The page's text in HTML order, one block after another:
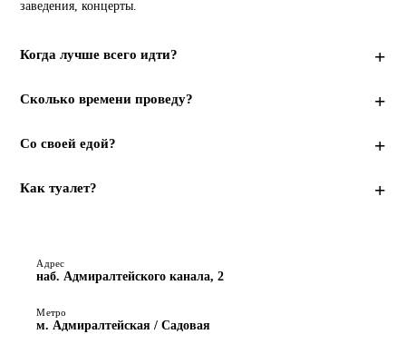
заведения, концерты.
Когда лучше всего идти?
Сколько времени проведу?
Со своей едой?
Как туалет?
Адрес
наб. Адмиралтейского канала, 2
Метро
м. Адмиралтейская / Садовая